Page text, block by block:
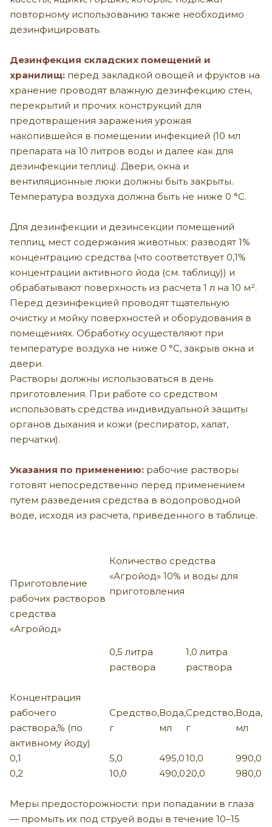
повторному использованию также необходимо
дезинфицировать.
Дезинфекция складских помещений и
хранилищ: перед закладкой овощей и фруктов на
хранение проводят влажную дезинфекцию стен,
перекрытий и прочих конструкций для
предотвращения заражения урожая
накопившейся в помещении инфекцией (10 мл
препарата на 10 литров воды и далее как для
дезинфекции теплиц). Двери, окна и
вентиляционные люки должны быть закрыты.
Температура воздуха должна быть не ниже 0 °С.
Для дезинфекции и дезинсекции помещений
теплиц, мест содержания животных: разводят 1%
концентрацию средства (что соответствует 0,1%
концентрации активного йода (см. таблицу)) и
обрабатывают поверхность из расчета 1 л на 10 м².
Перед дезинфекцией проводят тщательную
очистку и мойку поверхностей и оборудования в
помещениях. Обработку осуществляют при
температуре воздуха не ниже 0 °С, закрыв окна и
двери.
Растворы должны использоваться в день
приготовления. При работе со средством
использовать средства индивидуальной защиты
органов дыхания и кожи (респиратор, халат,
перчатки).
Указания по применению: рабочие растворы
готовят непосредственно перед применением
путем разведения средства в водопроводной
воде, исходя из расчета, приведенного в таблице.
Приготовление
рабочих растворов
средства
«Агройод»
Количество средства
«Агройод» 10% и воды для
приготовления
0,5 литра
раствора
1,0 литра
раствора
Концентрация
рабочего
раствора,% (по
активному йоду)
Средство,
г
Вода,
мл
Средство,
г
Вода,
мл
0,1 5,0 495,010,0
990,0
0,2
10,0 490,020,0 980,0
Меры предосторожности: при попадании в глаза
— промыть их под струей воды в течение 10–15